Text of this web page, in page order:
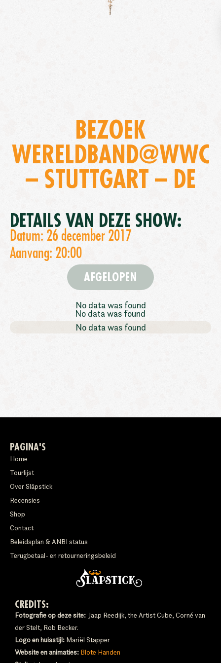
BEZOEK
WERELDBAND@WWC
– STUTTGART – DE
DETAILS VAN DEZE SHOW:
Datum: 26 december 2017
Aanvang: 20:00
AFGELOPEN
No data was found
No data was found
No data was found
PAGINA'S
Home
Tourlijst
Over Släpstick
Recensies
Shop
Contact
Beleidsplan & ANBI status
Terugbetaal- en retourneringsbeleid
CREDITS:
Fotografie op deze site: Jaap Reedijk, the Artist Cube, Corné van
der Stelt, Rob Becker.
Logo en huisstijl: Mariël Stapper
Website en animaties: Blote Handen